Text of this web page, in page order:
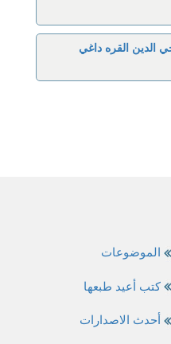
الدين القره داغي
الموضوعات
كتب أعيد طبعها
أحدث الاصدارات